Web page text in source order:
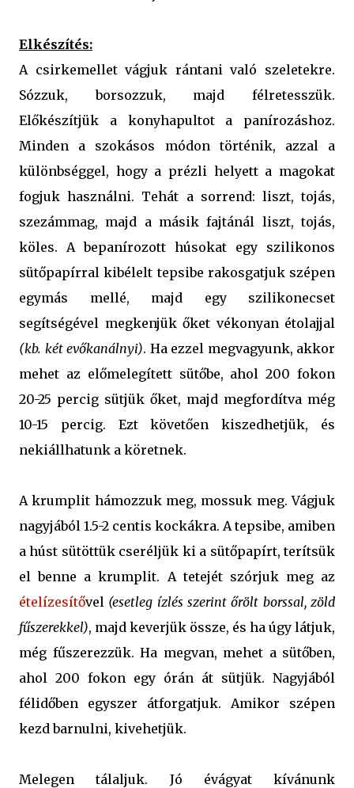
Elkészítés:
A csirkemellet vágjuk rántani való szeletekre.
Sózzuk, borsozzuk, majd félretesszük.
Előkészítjük a konyhapultot a panírozáshoz.
Minden a szokásos módon történik, azzal a
különbséggel, hogy a prézli helyett a magokat
fogjuk használni. Tehát a sorrend: liszt, tojás,
szezámmag, majd a másik fajtánál liszt, tojás,
köles. A bepanírozott húsokat egy szilikonos
sütőpapírral kibélelt tepsibe rakosgatjuk szépen
egymás mellé, majd egy szilikonecset
segítségével megkenjük őket vékonyan étolajjal
(kb. két evőkanálnyi). Ha ezzel megvagyunk, akkor
mehet az előmelegített sütőbe, ahol 200 fokon
20-25 percig sütjük őket, majd megfordítva még
10-15 percig. Ezt követően kiszedhetjük, és
nekiállhatunk a köretnek.
A krumplit hámozzuk meg, mossuk meg. Vágjuk
nagyjából 1.5-2 centis kockákra. A tepsibe, amiben
a húst sütöttük cseréljük ki a sütőpapírt, terítsük
el benne a krumplit. A tetejét szórjuk meg az
ételízesítővel (esetleg ízlés szerint őrölt borssal, zöld
fűszerekkel), majd keverjük össze, és ha úgy látjuk,
még fűszerezzük. Ha megvan, mehet a sütőben,
ahol 200 fokon egy órán át sütjük. Nagyjából
félidőben egyszer átforgatjuk. Amikor szépen
kezd barnulni, kivehetjük.
Melegen tálaljuk. Jó évágyat kívánunk